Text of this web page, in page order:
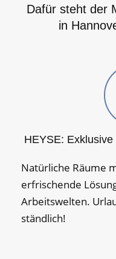
Dafür steht der
in
HEYSE:
Natürliche Räume
erfrischende
Arbeits­welten.
ständlich!